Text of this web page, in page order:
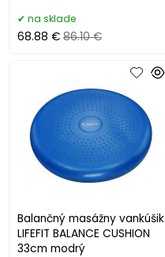
na sklade
68.88 € 86.10 €
Balančný masážny vankúšik
LIFEFIT BALANCE CUSHION
33cm modrý